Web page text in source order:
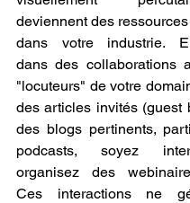
deviennent des
dans votre industrie.
dans des collaborations
"locuteurs" de votre
des articles invités (guest
des blogs pertinents,
podcasts, soyez
organisez des
Ces interactions ne